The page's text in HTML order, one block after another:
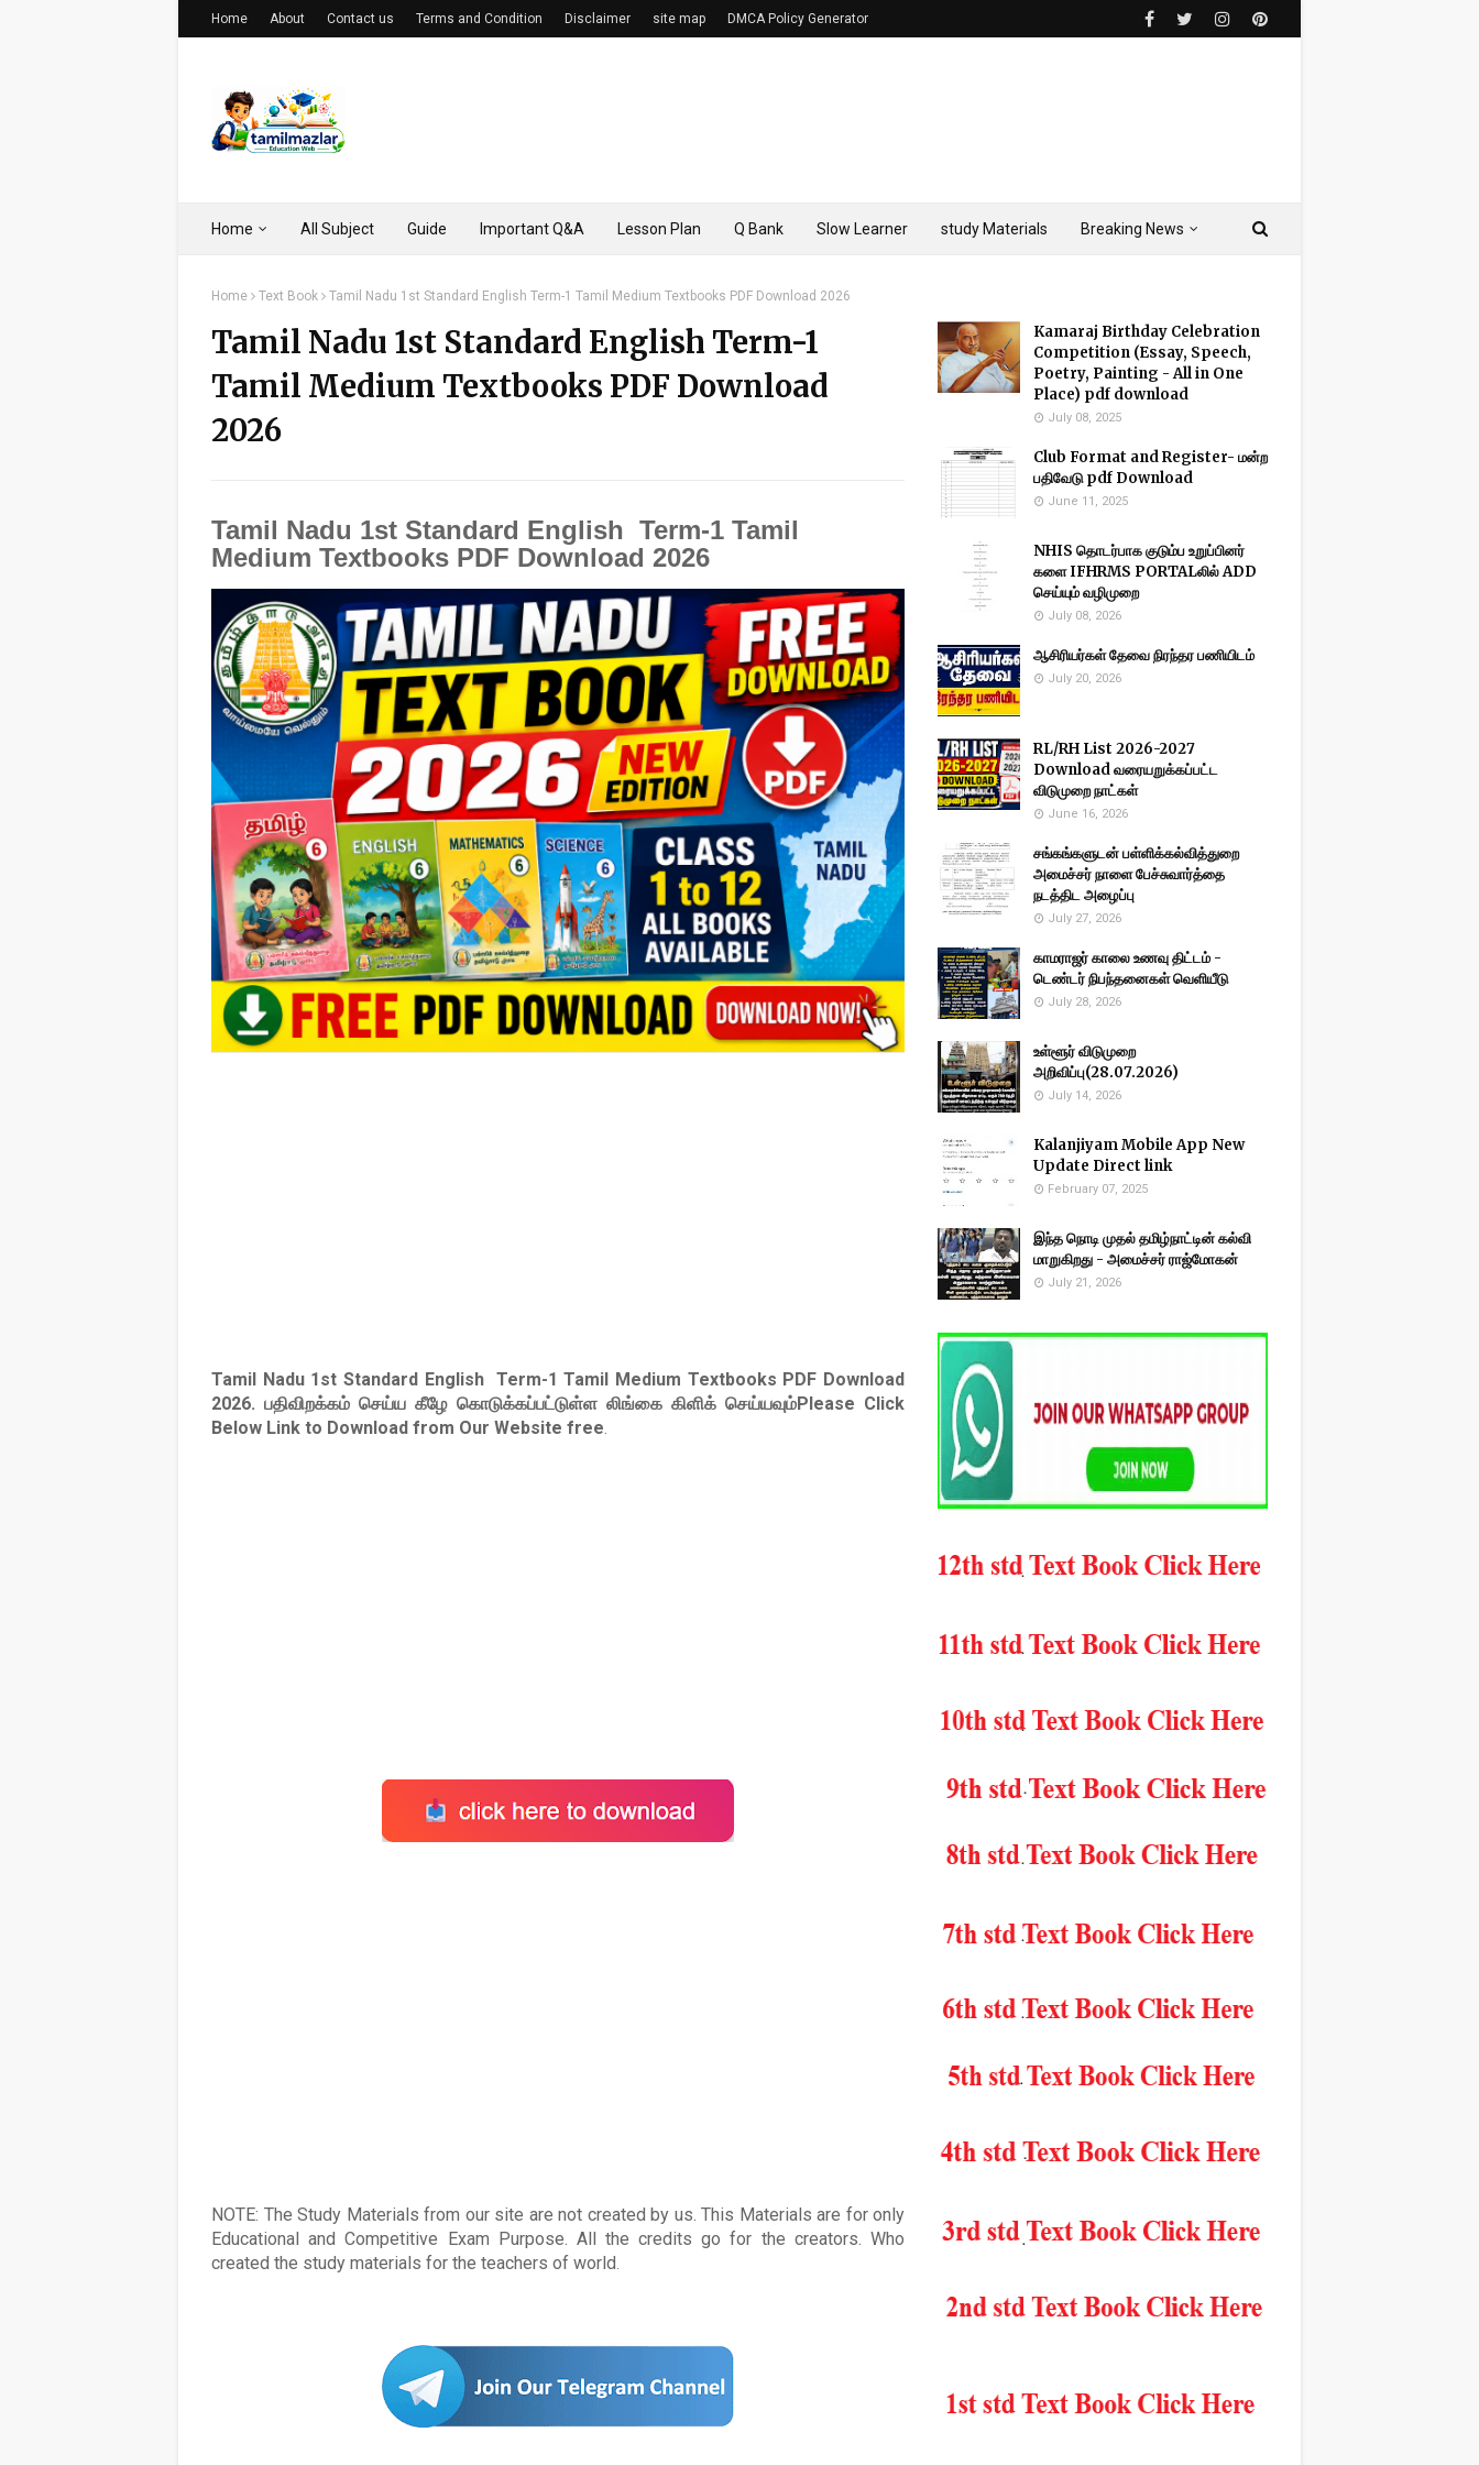
Home About Contact us Terms and Condition Disclaimer site map DMCA Policy Generator
Home All Subject Guide Important Q&A Lesson Plan Q Bank Slow Learner study Materials Breaking News
Home Text Book Tamil Nadu 1st Standard English Term-1 Tamil Medium Textbooks PDF Download 2026
Tamil Nadu 1st Standard English Term-1
Tamil Medium Textbooks PDF Download
2026
Tamil Nadu 1st Standard English Term-1 Tamil
Medium Textbooks PDF Download 2026
Tamil Nadu 1st Standard English Term-1 Tamil Medium Textbooks PDF Download
2026. பதிவிறக்கம் செய்ய கீழே கொடுக்கப்பட்டுள்ள லிங்கை கிளிக் செய்யவும்Please Click
Below Link to Download from Our Website free
NOTE: The Study Materials from our site are not created by us. This Materials are for only
Educational and Competitive Exam Purpose. All the credits go for the creators. Who
created the study materials for the teachers of world
Kamaraj Birthday Celebration
Competition (Essay, Speech,
Poetry, Painting - All in One
Place) pdf download
July 08, 2025
Club Format and Register- மன்ற
பதிவேடு pdf Download
June 11, 2025
NHIS தொடர்பாக குடும்ப உறுப்பினர்
களை IFHRMS PORTALலில் ADD
செய்யும் வழிமுறை
July 08, 2026
ஆசிரியர்கள் தேவை நிரந்தர பணியிடம்
July 20, 2026
RL/RH List 2026-2027
Download வரையறுக்கப்பட்ட
விடுமுறை நாட்கள்
June 16, 2026
சங்கங்களுடன் பள்ளிக்கல்வித்துறை
அமைச்சர் நாளை பேச்சுவார்த்தை
நடத்திட அழைப்பு
July 27, 2026
காமராஜர் காலை உணவு திட்டம் -
டெண்டர் நிபந்தனைகள் வெளியீடு
July 28, 2026
உள்ளூர் விடுமுறை
அறிவிப்பு(28.07.2026)
July 14, 2026
Kalanjiyam Mobile App New
Update Direct link
February 07, 2025
இந்த நொடி முதல் தமிழ்நாட்டின் கல்வி
மாறுகிறது - அமைச்சர் ராஜ்மோகன்
July 21, 2026